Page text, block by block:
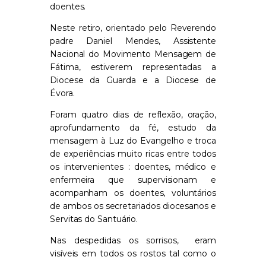
doentes.
Neste retiro, orientado pelo Reverendo
padre Daniel Mendes, Assistente
Nacional do Movimento Mensagem de
Fátima, estiverem representadas a
Diocese da Guarda e a Diocese de
Évora.
Foram quatro dias de reflexão, oração,
aprofundamento da fé, estudo da
mensagem à Luz do Evangelho e troca
de experiências muito ricas entre todos
os intervenientes : doentes, médico e
enfermeira que supervisionam e
acompanham os doentes, voluntários
de ambos os secretariados diocesanos e
Servitas do Santuário.
Nas despedidas os sorrisos, eram
visíveis em todos os rostos tal como o